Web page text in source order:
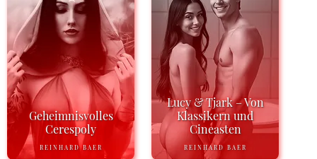
Geheimnisvolles
Cerespoly
REINHARD BAER
Lucy & Tjark – Von
Klassikern und
Cineasten
REINHARD BAER